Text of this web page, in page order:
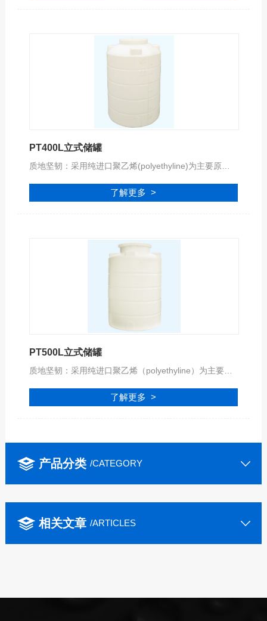
PT400L立式储罐
质地坚韧：采用纯进口聚乙烯(polyethyline)为主要原料。质地坚韧，搬运简便，耐震、耐冲击。
了解更多 >
PT500L立式储罐
质地坚韧：采用纯进口聚乙烯（polyethyline）为主要原料。质地坚韧，搬运简便，内外光滑、抗震、耐冲击。民用装水不易长青苔、安装移动方便。
了解更多 >
产品分类 /CATEGORY
相关文章 /ARTICLES